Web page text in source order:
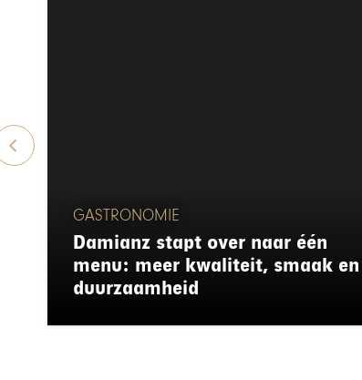
GASTRONOMIE
Damianz stapt over naar één
menu: meer kwaliteit, smaak en
duurzaamheid